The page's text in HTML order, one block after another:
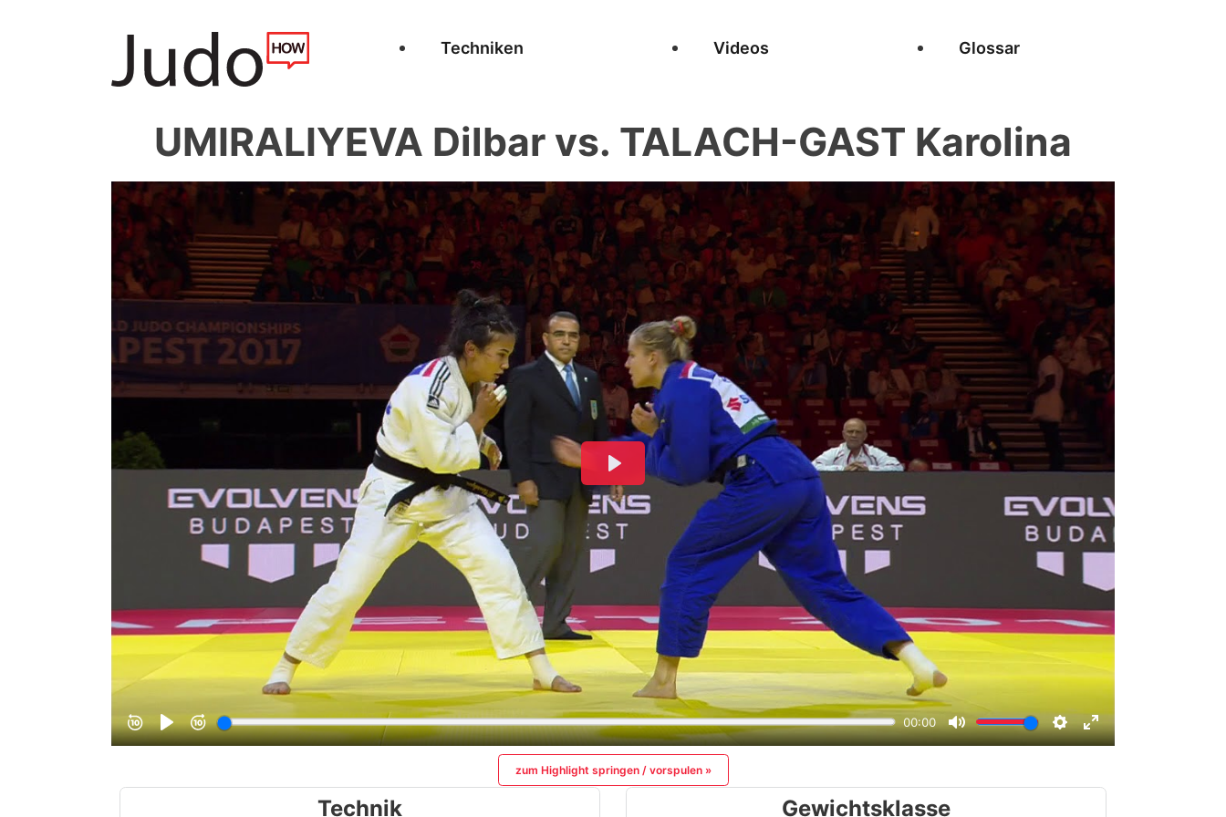
Techniken Videos Glossar
UMIRALIYEVA Dilbar vs. TALACH-GAST Karolina
zum Highlight springen / vorspulen »
Technik Gewichtsklasse